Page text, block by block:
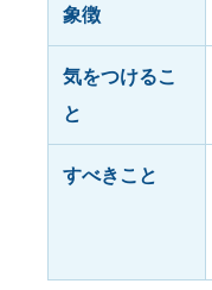
象徴
気をつけるこ
と
すべきこと